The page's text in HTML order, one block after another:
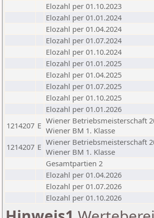
Elozahl per 01.10.2023
Elozahl per 01.01.2024
Elozahl per 01.04.2024
Elozahl per 01.07.2024
Elozahl per 01.10.2024
Elozahl per 01.01.2025
Elozahl per 01.04.2025
Elozahl per 01.07.2025
Elozahl per 01.10.2025
Elozahl per 01.01.2026
1214207 E Wiener Betriebsmeisterschaft
Wiener BM 1. Klasse
1214207 E Wiener Betriebsmeisterschaft
Wiener BM 1. Klasse
Gesamtpartien 2
Elozahl per 01.04.2026
Elozahl per 01.07.2026
Elozahl per 01.10.2026